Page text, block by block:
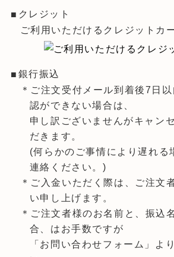
クレジット
ご利用いただけるクレジットカ
銀行振込
＊ご注文受付メール到着後7日
認ができない場合は、
申し訳ございませんがキャン
だきます。
(何らかのご事情により遅れる
連絡ください。)
＊ご入金いただく際は、ご注文
い申し上げます。
＊ご注文者様のお名前と、振込
合、はお手数ですが
「お問い合わせフォーム」よ